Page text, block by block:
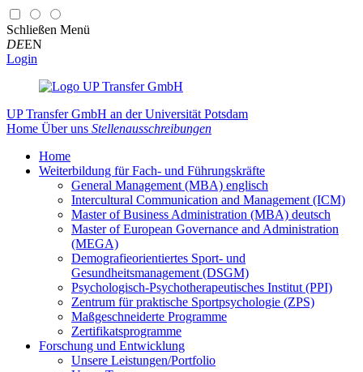
Schließen Menü
DEEN
Login
UP Transfer GmbH an der Universität Potsdam
Home Über uns Stellenausschreibungen
Home
Weiterbildung für Fach- und Führungskräfte
General Management (MBA) englisch
Intercultural Communication and Management (ICM)
Master of Business Administration (MBA) deutsch
Master of European Governance and Administration
(MEGA)
Demografieorientiertes Sport- und
Gesundheitsmanagement (DSGM)
Psychologisch-Psychotherapeutisches Institut (PPI)
Zentrum für praktische Sportpsychologie (ZPS)
Maßgeschneiderte Programme
Zertifikatsprogramme
Forschung und Entwicklung
Unsere Leistungen/Portfolio